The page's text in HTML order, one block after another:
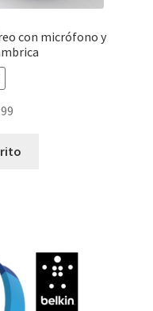
con micrófono y
actual